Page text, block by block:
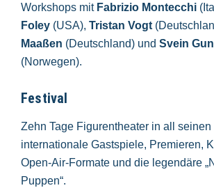
Workshops mit Fabrizio Montecchi
Foley (USA), Tristan Vogt
Maaßen (Deutschland) und Svein
(Norwegen).
Festival
Zehn Tage Figurentheater in all seinen
internationale Gastspiele, Premieren,
Open-Air-Formate und die legendäre
Puppen“.